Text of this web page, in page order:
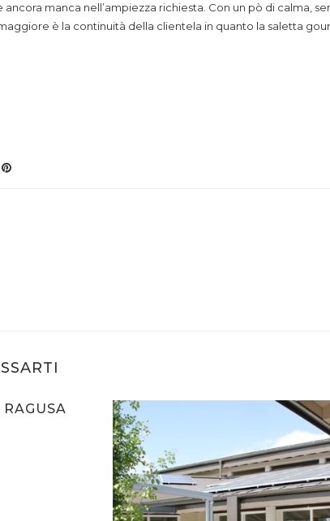
manca nell’ampiezza richiesta. Con un pò di calma,
è la continuità della clientela in quanto la saletta